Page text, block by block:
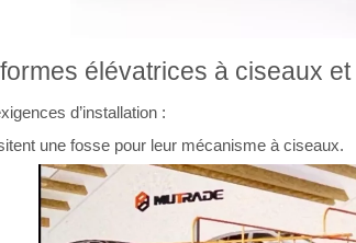
élévatrices à ciseaux et
d’installation :
une fosse pour leur mécanisme à ciseaux.